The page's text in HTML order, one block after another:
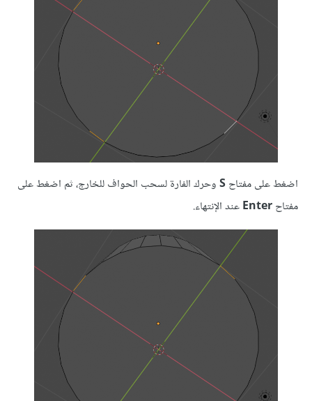
اضغط على مفتاحSوحرك الفارة لسحب الحواف للخارج، ثم اضغط على
مفتاحEnterعند الإنتهاء.